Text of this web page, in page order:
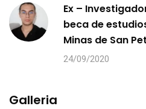
Ex –
beca de
Minas de San
24/09/2020
Galleria